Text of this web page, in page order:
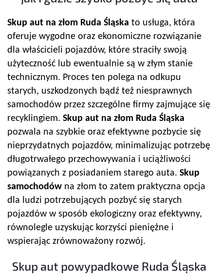
Skup aut na złom Ruda Śląska to usługa, która
oferuje wygodne oraz ekonomiczne rozwiązanie
dla właścicieli pojazdów, które straciły swoją
użyteczność lub ewentualnie są w złym stanie
technicznym. Proces ten polega na odkupu
starych, uszkodzonych bądź też niesprawnych
samochodów przez szczególne firmy zajmujące się
recyklingiem. Skup aut na złom Ruda Śląska
pozwala na szybkie oraz efektywne pozbycie się
nieprzydatnych pojazdów, minimalizując potrzebę
długotrwałego przechowywania i uciążliwości
powiązanych z posiadaniem starego auta. Skup
samochodów na złom to zatem praktyczna opcja
dla ludzi potrzebujących pozbyć się starych
pojazdów w sposób ekologiczny oraz efektywny,
równolegle uzyskując korzyści pieniężne i
wspierając zrównoważony rozwój.
Skup aut powypadkowe Ruda Śląska